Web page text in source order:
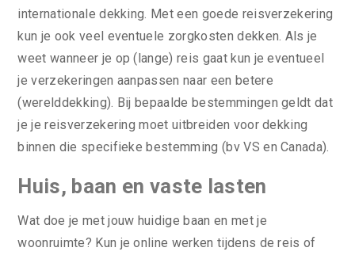
internationale dekking. Met een goede reisverzekering
kun je ook veel eventuele zorgkosten dekken. Als je
weet wanneer je op (lange) reis gaat kun je eventueel
je verzekeringen aanpassen naar een betere
(werelddekking). Bij bepaalde bestemmingen geldt dat
je je reisverzekering moet uitbreiden voor dekking
binnen die specifieke bestemming (bv VS en Canada).
Huis, baan en vaste lasten
Wat doe je met jouw huidige baan en met je
woonruimte? Kun je online werken tijdens de reis of